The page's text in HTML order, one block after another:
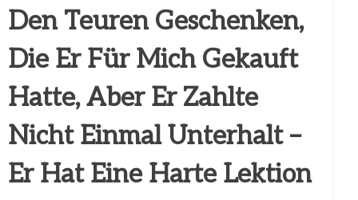
Den Teuren Geschenken,
Die Er Für Mich Gekauft
Hatte, Aber Er Zahlte
Nicht Einmal Unterhalt –
Er Hat Eine Harte Lektion